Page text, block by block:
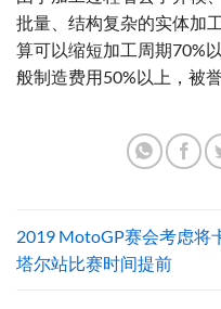
批量、结构复杂的实体加
算可以缩短加工周期70%
般制造费用50%以上，被
2019 MotoGP赛会考虑将
塔尔站比赛时间提前